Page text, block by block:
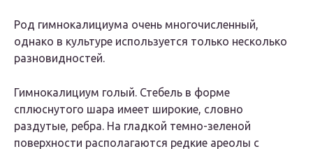
Род гимнокалициума очень многочисленный,
однако в культуре используется только несколько
разновидностей.
Гимнокалициум голый. Стебель в форме
сплюснутого шара имеет широкие, словно
раздутые, ребра. На гладкой темно-зеленой
поверхности располагаются редкие ареолы с